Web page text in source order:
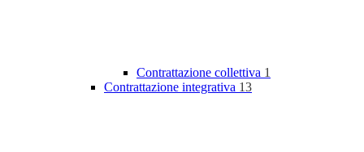
Contrattazione collettiva 1
Contrattazione integrativa 13